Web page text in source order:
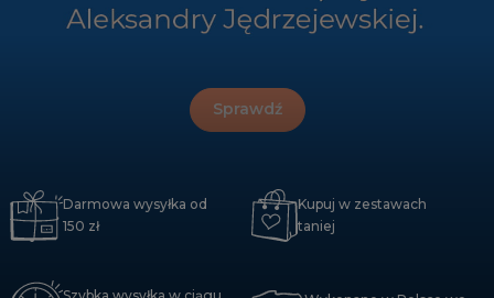
Sprawdź
Darmowa wysyłka od
150 zł
Kupuj w zestawach
taniej